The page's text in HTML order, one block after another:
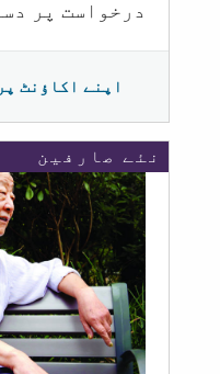
درخواست پر
اپنے اکاؤنٹ
نئے صارفین